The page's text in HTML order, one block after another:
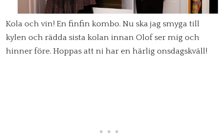
Kola och vin! En finfin kombo. Nu ska jag smyga till
kylen och rädda sista kolan innan Olof ser mig och
hinner före. Hoppas att ni har en härlig onsdagskväll!